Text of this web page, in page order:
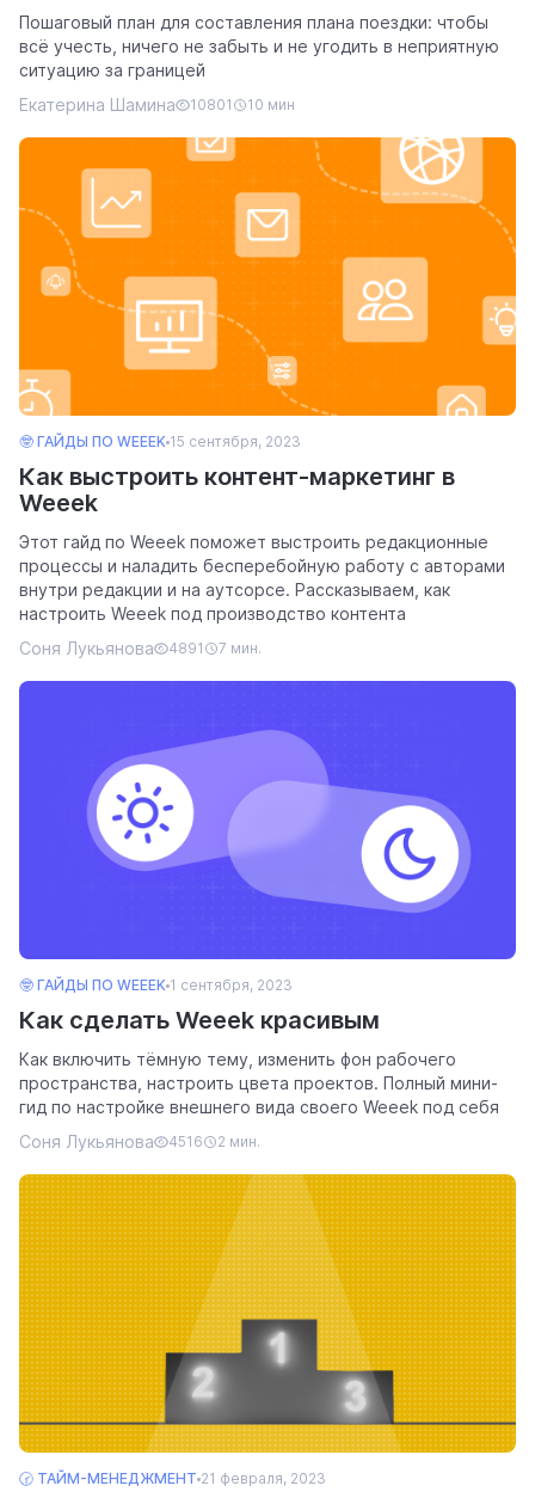
Пошаговый план для составления плана поездки: чтобы
всё учесть, ничего не забыть и не угодить в неприятную
ситуацию за границей
Екатерина Шамина
10801 10 мин
🤓 ГАЙДЫ ПО WEEEK 15 сентября, 2023
Как выстроить контент-маркетинг в
Weeek
Этот гайд по Weeek поможет выстроить редакционные
процессы и наладить бесперебойную работу с авторами
внутри редакции и на аутсорсе. Рассказываем, как
настроить Weeek под производство контента
Соня Лукьянова
4891 7 мин.
🤓 ГАЙДЫ ПО WEEEK 1 сентября, 2023
Как сделать Weeek красивым
Как включить тёмную тему, изменить фон рабочего
пространства, настроить цвета проектов. Полный мини-
гид по настройке внешнего вида своего Weeek под себя
Соня Лукьянова
4516 2 мин.
🕝 ТАЙМ-МЕНЕДЖМЕНТ 21 февраля, 2023